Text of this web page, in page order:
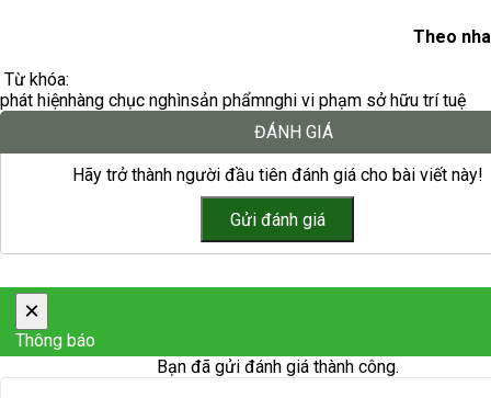
Theo
Từ khóa:
phát hiệnhàng chục nghìnsản phẩmnghi vi phạm sở hữu trí tuệ
ĐÁNH GIÁ
Hãy trở thành người đầu tiên đánh giá cho bài viết này!
×
Thông báo
Bạn đã gửi đánh giá thành công.